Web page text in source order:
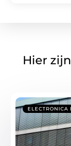
Hier
ELECTRONICA